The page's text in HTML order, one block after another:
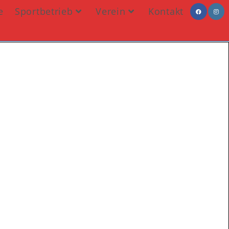
Sportbetrieb Verein Kontakt